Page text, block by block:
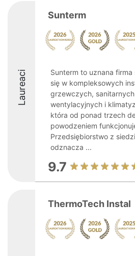
Laureaci
Sunterm
Sunterm to uznana firma
się w kompleksowych
grzewczych,
wentylacyjnych i
która od ponad trzech
powodzeniem
Przedsiębiorstwo z
odznacza ...
9.7
ThermoTech Instal